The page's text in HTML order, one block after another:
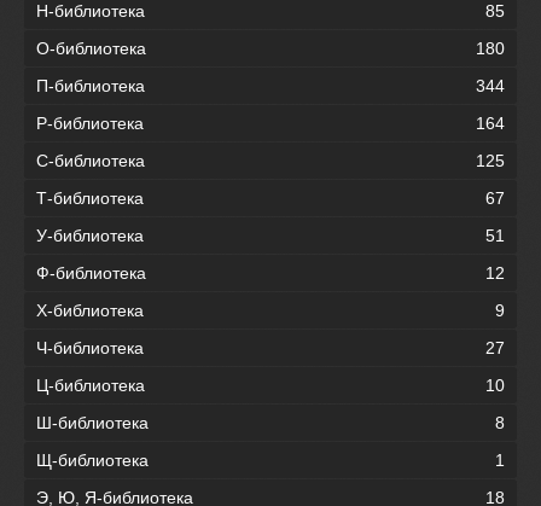
Н-библиотека
85
О-библиотека
180
П-библиотека
344
Р-библиотека
164
С-библиотека
125
Т-библиотека
67
У-библиотека
51
Ф-библиотека
12
Х-библиотека
9
Ч-библиотека
27
Ц-библиотека
10
Ш-библиотека
8
Щ-библиотека
1
Э, Ю, Я-библиотека
18